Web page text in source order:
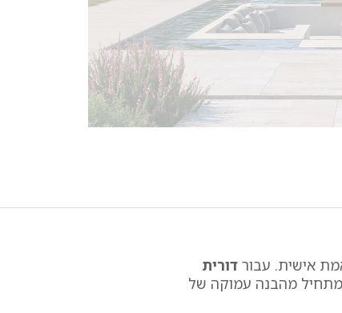
אישית. עבור דורית
מתחיל מהבנה עמוקה של